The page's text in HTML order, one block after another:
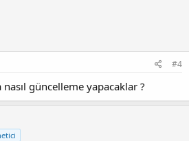
#4
güncelleme yapacaklar ?